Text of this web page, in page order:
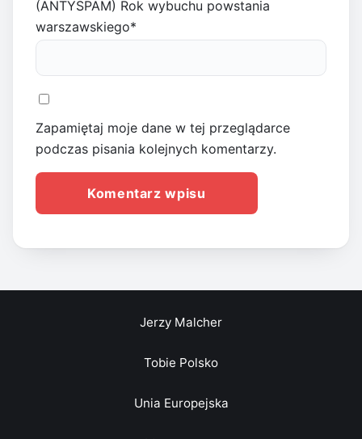
(ANTYSPAM) Rok wybuchu powstania
warszawskiego*
Zapamiętaj moje dane w tej przeglądarce
podczas pisania kolejnych komentarzy.
Jerzy Malcher
Tobie Polsko
Unia Europejska